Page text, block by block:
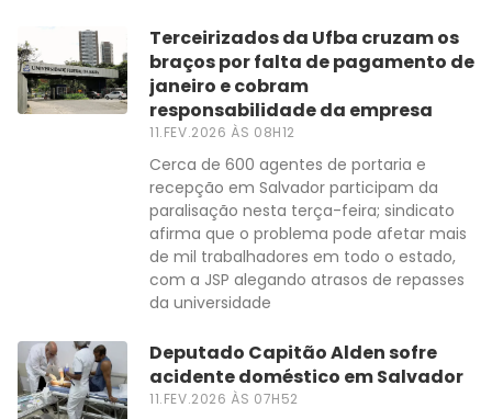
Terceirizados da Ufba cruzam os
braços por falta de pagamento de
janeiro e cobram
responsabilidade da empresa
11.FEV.2026 ÀS 08H12
Cerca de 600 agentes de portaria e
recepção em Salvador participam da
paralisação nesta terça-feira; sindicato
afirma que o problema pode afetar mais
de mil trabalhadores em todo o estado,
com a JSP alegando atrasos de repasses
da universidade
Deputado Capitão Alden sofre
acidente doméstico em Salvador
11.FEV.2026 ÀS 07H52